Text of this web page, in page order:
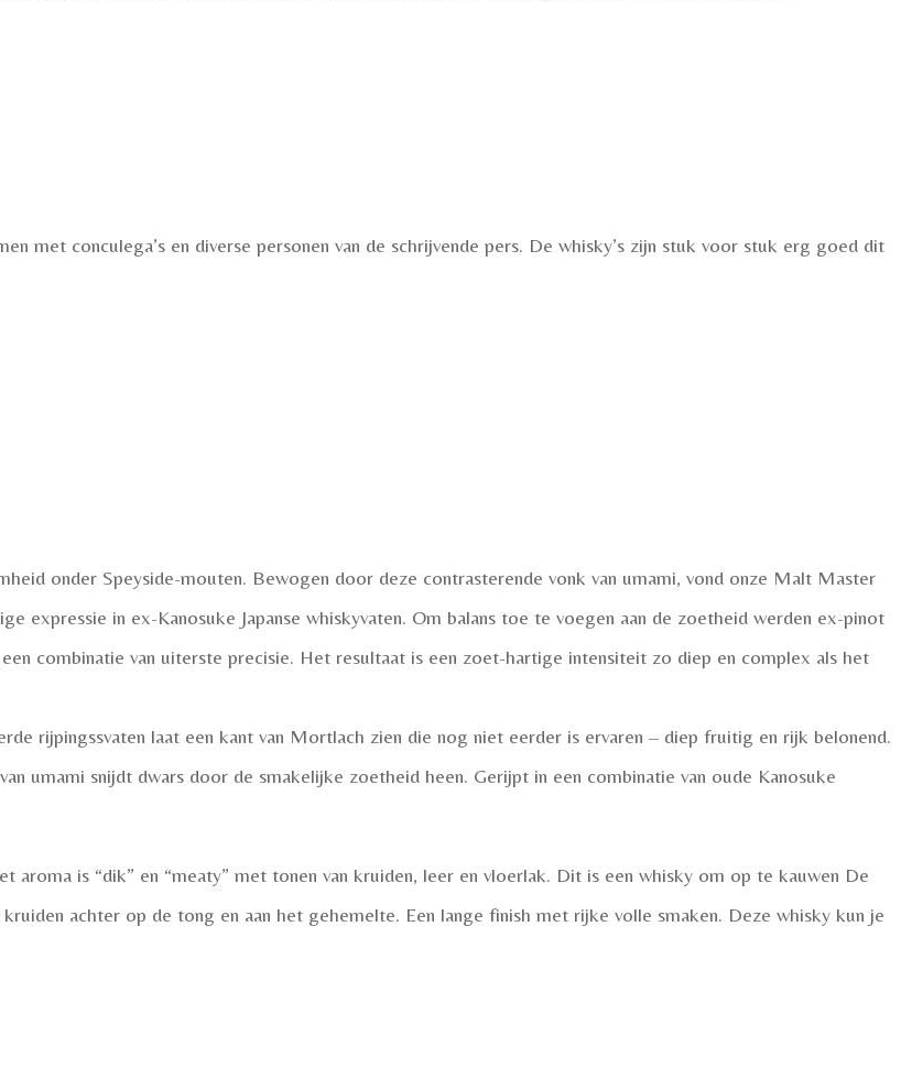
met conculega’s en diverse personen van de schrijvende pers. De whisky’s zijn stuk voor stuk erg goed dit
onder Speyside-mouten. Bewogen door deze contrasterende vonk van umami, vond onze Malt Master
expressie in ex-Kanosuke Japanse whiskyvaten. Om balans toe te voegen aan de zoetheid werden ex-pinot
combinatie van uiterste precisie. Het resultaat is een zoet-hartige intensiteit zo diep en complex als het
rijpingssvaten laat een kant van Mortlach zien die nog niet eerder is ervaren – diep fruitig en rijk belonend.
umami snijdt dwars door de smakelijke zoetheid heen. Gerijpt in een combinatie van oude Kanosuke
is “dik” en “meaty” met tonen van kruiden, leer en vloerlak. Dit is een whisky om op te kauwen De
achter op de tong en aan het gehemelte. Een lange finish met rijke volle smaken. Deze whisky kun je